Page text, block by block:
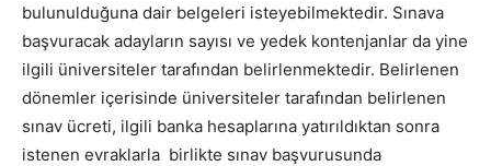
bulunulduğuna dair belgeleri isteyebilmektedir. Sınava
başvuracak adayların sayısı ve yedek kontenjanlar da yine
ilgili üniversiteler tarafından belirlenmektedir. Belirlenen
dönemler içerisinde üniversiteler tarafından belirlenen
sınav ücreti, ilgili banka hesaplarına yatırıldıktan sonra
istenen evraklarla birlikte sınav başvurusunda